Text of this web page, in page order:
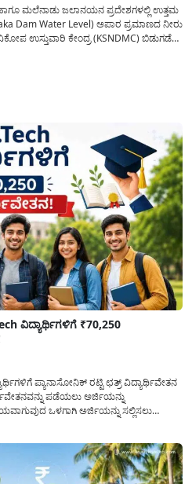
ಹಾಗೂ ಮಲೆನಾಡು ಜಲಾನಯನ ಪ್ರದೇಶಗಳಲ್ಲಿ ಉತ್ತಮ
Dam Water Level) ಅಪಾರ ಪ್ರಮಾಣದ ನೀರು
ಉಸ್ತುವಾರಿ ಕೇಂದ್ರ (KSNDMC) ಬಿಡುಗಡೆ
ವಿದ್ಯಾರ್ಥಿಗಳಿಗೆ ₹70,250
ಪ್ಯಾನಾಸೋನಿಕ್ ರಟ್ಟಿ ಛತ್ರ್ ವಿದ್ಯಾರ್ಥಿವೇತನ
ಪಡೆಯಲು ಅರ್ಜಿಯನ್ನು
ಒಳಗಾಗಿ ಅರ್ಜಿಯನ್ನು ಸಲ್ಲಿಸಲು